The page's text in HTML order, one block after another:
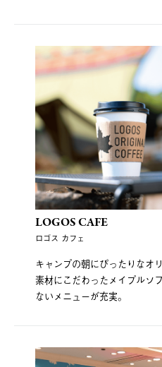
LOGOS CAFE
ロゴス カフェ
キャンプの朝にぴったりなオ
素材にこだわったメイプルソ
ないメニューが充実。